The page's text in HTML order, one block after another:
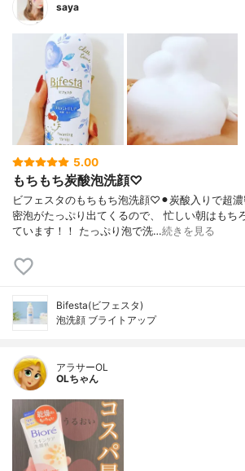
saya
5.00
もちもち炭酸泡洗顔♡
ビフェスタのもちもち泡洗顔♡⚫︎炭酸入りで超
密泡がたっぷり出てくるので、 忙しい朝はもち
ています！！ たっぷり泡で洗…続きを見る
Bifesta(ビフェスタ)
泡洗顔 ブライトアップ
アラサーOL
OLちゃん